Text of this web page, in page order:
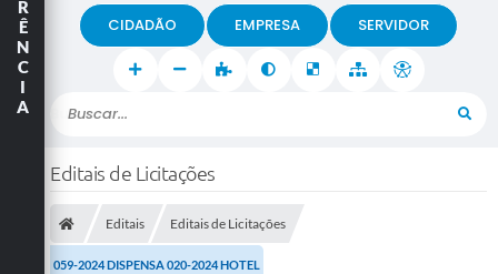
Buscar...
CIDADÃO EMPRESA SERVIDOR
R
Ê
N
C
I
A
Editais de Licitações
Editais Editais de Licitações
059-2024 DISPENSA 020-2024 HOTEL